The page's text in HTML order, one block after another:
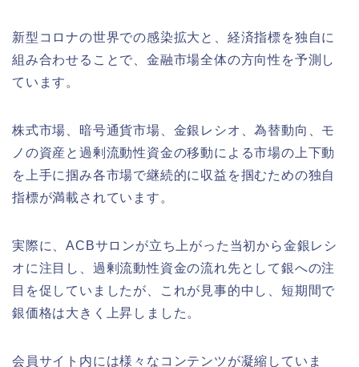
新型コロナの世界での感染拡大と、経済指標を独自に
組み合わせることで、金融市場全体の方向性を予測し
ています。
株式市場、暗号通貨市場、金銀レシオ、為替動向、モ
ノの資産と過剰流動性資金の移動による市場の上下動
を上手に掴み各市場で継続的に収益を掴むための独自
指標が満載されています。
実際に、ACBサロンが立ち上がった当初から金銀レシ
オに注目し、過剰流動性資金の流れ先として銀への注
目を促していましたが、これが見事的中し、短期間で
銀価格は大きく上昇しました。
会員サイト内には様々なコンテンツが凝縮していま